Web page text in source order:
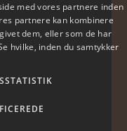
ENGLISH
med vores partnere inden
partnere kan kombinere
dem, eller som de har
hvilke, inden du samtykker